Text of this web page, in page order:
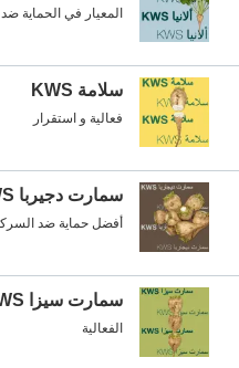
المعيار في الحماية
سلامة KWS
فعالية و استقرار
سمارت دجيربا KWS
أفضل حماية ضد
سمارت سيزا KWS
الفعالية